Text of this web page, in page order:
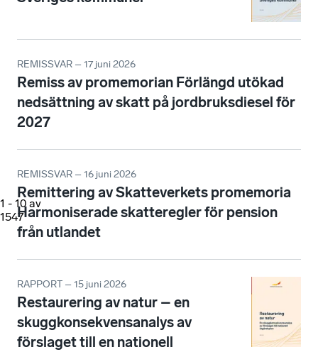
1 - 10 av
1547
REMISSVAR – 17 juni 2026
Remiss av promemorian Förlängd utökad
nedsättning av skatt på jordbruksdiesel för
2027
REMISSVAR – 16 juni 2026
Remittering av Skatteverkets promemoria
Harmoniserade skatteregler för pension
från utlandet
RAPPORT – 15 juni 2026
Restaurering av natur – en
skuggkonsekvensanalys av
förslaget till en nationell